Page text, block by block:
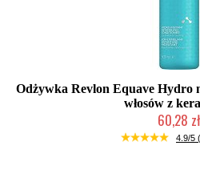
Odżywka Revlon Equave Hydro
włosów z
60,28 zł
Duża ilość 4.9/5